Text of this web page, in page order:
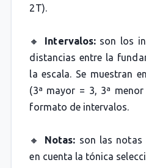
2T).
🔸 Intervalos:son los
distancias entre la
la escala. Se muestran
(3ª mayor = 3, 3ª
formato de intervalos.
🔸 Notas: son las notas
en cuenta la tónica